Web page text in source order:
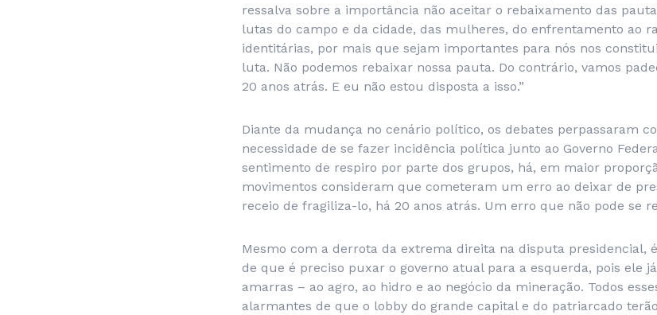
ressalva sobre a importância não aceitar o rebaixamento das
lutas do campo e da cidade, das mulheres, do enfrentamento ao
identitárias, por mais que sejam importantes para nós nos
luta. Não podemos rebaixar nossa pauta. Do contrário, vamos
20 anos atrás. E eu não estou disposta a isso.”
Diante da mudança no cenário político, os debates perpassaram
necessidade de se fazer incidência política junto ao Governo
sentimento de respiro por parte dos grupos, há, em maior
movimentos consideram que cometeram um erro ao deixar de
receio de fragiliza-lo, há 20 anos atrás. Um erro que não pode se
Mesmo com a derrota da extrema direita na disputa presidencial,
de que é preciso puxar o governo atual para a esquerda, pois ele
amarras – ao agro, ao hidro e ao negócio da mineração. Todos
alarmantes de que o lobby do grande capital e do patriarcado